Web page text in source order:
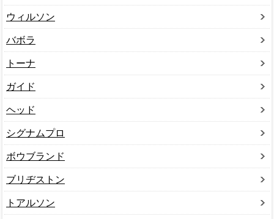
ウィルソン
バボラ
トーナ
ガイド
ヘッド
シグナムプロ
ボウブランド
ブリヂストン
トアルソン